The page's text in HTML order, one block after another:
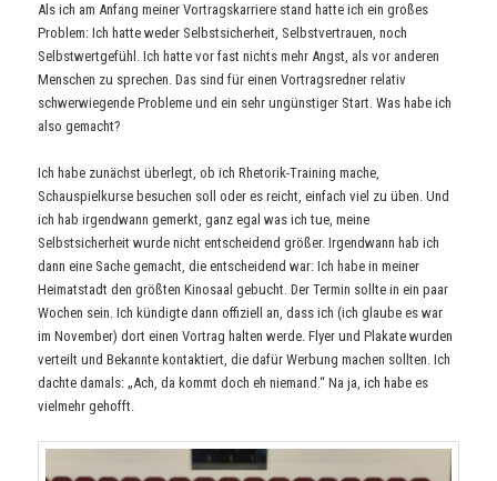
Als ich am Anfang meiner Vortragskarriere stand hatte ich ein großes
Problem: Ich hatte weder Selbstsicherheit, Selbstvertrauen, noch
Selbstwertgefühl. Ich hatte vor fast nichts mehr Angst, als vor anderen
Menschen zu sprechen. Das sind für einen Vortragsredner relativ
schwerwiegende Probleme und ein sehr ungünstiger Start. Was habe ich
also gemacht?
Ich habe zunächst überlegt, ob ich Rhetorik-Training mache,
Schauspielkurse besuchen soll oder es reicht, einfach viel zu üben. Und
ich hab irgendwann gemerkt, ganz egal was ich tue, meine
Selbstsicherheit wurde nicht entscheidend größer. Irgendwann hab ich
dann eine Sache gemacht, die entscheidend war: Ich habe in meiner
Heimatstadt den größten Kinosaal gebucht. Der Termin sollte in ein paar
Wochen sein. Ich kündigte dann offiziell an, dass ich (ich glaube es war
im November) dort einen Vortrag halten werde. Flyer und Plakate wurden
verteilt und Bekannte kontaktiert, die dafür Werbung machen sollten. Ich
dachte damals: „Ach, da kommt doch eh niemand.“ Na ja, ich habe es
vielmehr gehofft.